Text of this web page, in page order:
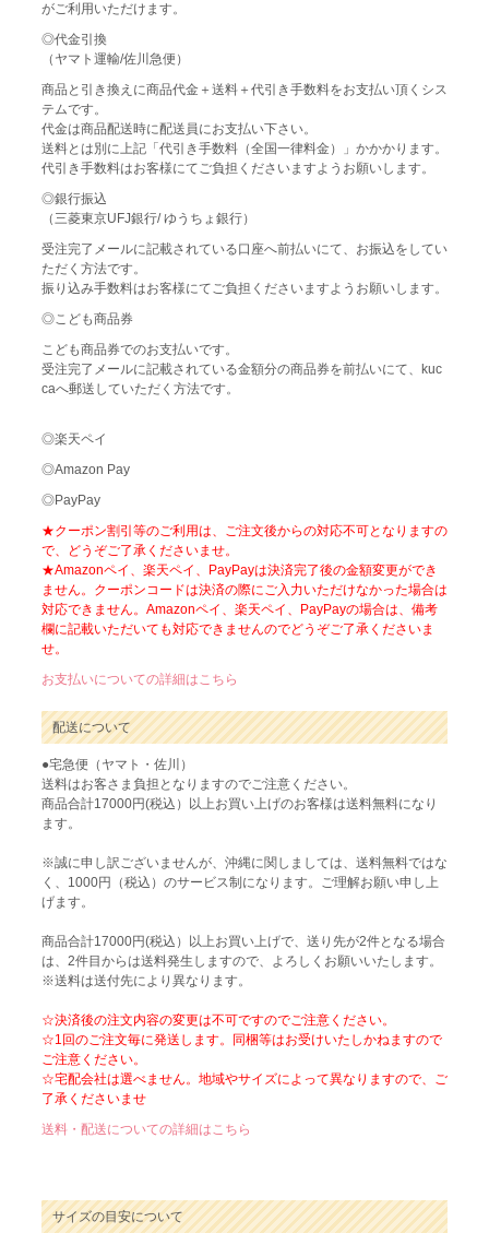
がご利用いただけます。
◎代金引換
（ヤマト運輸/佐川急便）
商品と引き換えに商品代金＋送料＋代引き手数料をお支払い頂くシス
テムです。
代金は商品配送時に配送員にお支払い下さい。
送料とは別に上記「代引き手数料（全国一律料金）」かかかります。
代引き手数料はお客様にてご負担くださいますようお願いします。
◎銀行振込
（三菱東京UFJ銀行/ ゆうちょ銀行）
受注完了メールに記載されている口座へ前払いにて、お振込をしてい
ただく方法です。
振り込み手数料はお客様にてご負担くださいますようお願いします。
◎こども商品券
こども商品券でのお支払いです。
受注完了メールに記載されている金額分の商品券を前払いにて、kuc
caへ郵送していただく方法です。
◎楽天ペイ
◎Amazon Pay
◎PayPay
★クーポン割引等のご利用は、ご注文後からの対応不可となりますの
で、どうぞご了承くださいませ。
★Amazonペイ、楽天ペイ、PayPayは決済完了後の金額変更ができ
ません。クーポンコードは決済の際にご入力いただけなかった場合は
対応できません。Amazonペイ、楽天ペイ、PayPayの場合は、備考
欄に記載いただいても対応できませんのでどうぞご了承くださいま
せ。
お支払いについての詳細はこちら
配送について
●宅急便（ヤマト・佐川）
送料はお客さま負担となりますのでご注意ください。
商品合計17000円(税込）以上お買い上げのお客様は送料無料になり
ます。
※誠に申し訳ございませんが、沖縄に関しましては、送料無料ではな
く、1000円（税込）のサービス制になります。ご理解お願い申し上
げます。
商品合計17000円(税込）以上お買い上げで、送り先が2件となる場合
は、2件目からは送料発生しますので、よろしくお願いいたします。
※送料は送付先により異なります。
☆決済後の注文内容の変更は不可ですのでご注意ください。
☆1回のご注文毎に発送します。同梱等はお受けいたしかねますので
ご注意ください。
☆宅配会社は選べません。地域やサイズによって異なりますので、ご
了承くださいませ
送料・配送についての詳細はこちら
サイズの目安について